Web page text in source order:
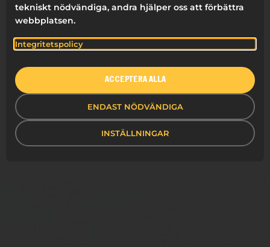
tekniskt nödvändiga, andra hjälper oss att förbättra
webbplatsen.
Integritetspolicy
ENDAST NÖDVÄNDIGA
INSTÄLLNINGAR
ACCEPTERA ALLA